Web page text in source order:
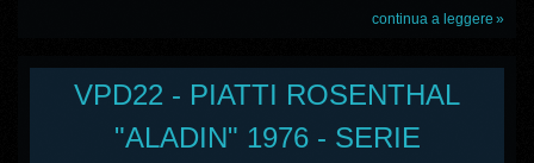
continua a leggere
VPD22 - PIATTI ROSENTHAL
"ALADIN" 1976 - SERIE